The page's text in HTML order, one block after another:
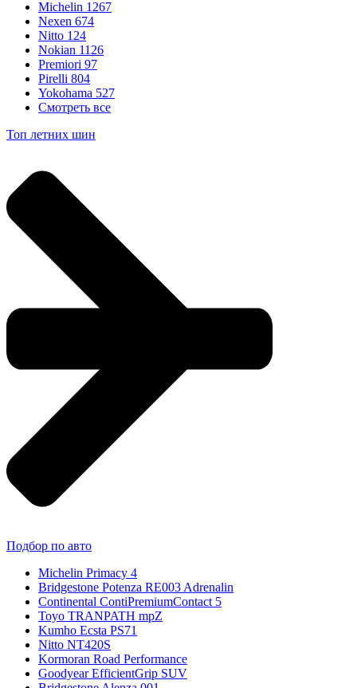
Michelin 1267
Nexen 674
Nitto 124
Nokian 1126
Premiori 97
Pirelli 804
Yokohama 527
Смотреть все
Топ летних шин
Подбор по авто
Michelin Primacy 4
Bridgestone Potenza RE003 Adrenalin
Continental ContiPremiumContact 5
Toyo TRANPATH mpZ
Kumho Ecsta PS71
Nitto NT420S
Kormoran Road Performance
Goodyear EfficientGrip SUV